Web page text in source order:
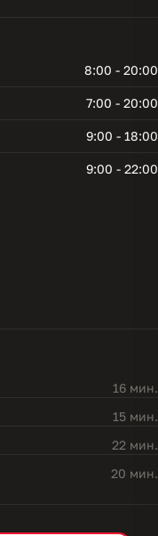
8:00 - 20:00
7:00 - 20:00
9:00 - 18:00
9:00 - 22:00
16 мин.
15 мин.
22 мин.
20 мин.